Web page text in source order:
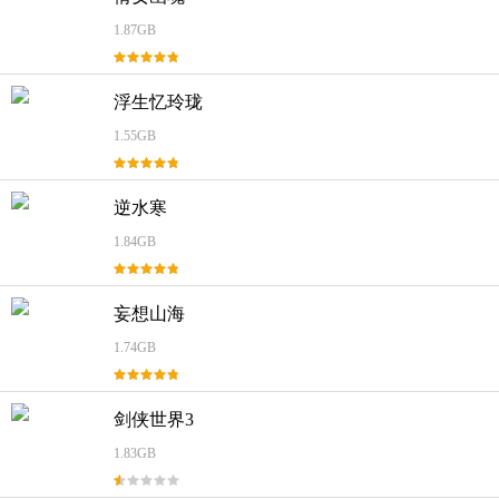
1.87GB
浮生忆玲珑
1.55GB
逆水寒
1.84GB
妄想山海
1.74GB
剑侠世界3
1.83GB